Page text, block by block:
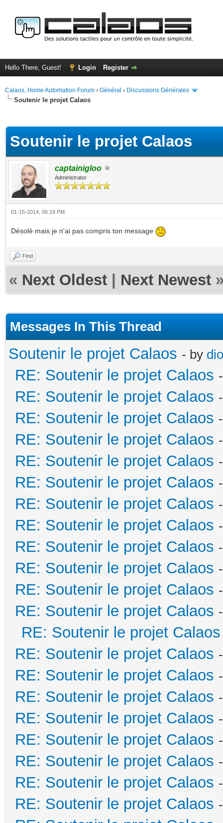
Hello There, Guest! Login Register
Calaos, Home Automation Forum › Général › Discussions Générales
Soutenir le projet Calaos
Soutenir le projet Calaos
captainigloo
Administrator
01-15-2014, 06:19 PM
Désolé mais je n'ai pas compris ton message
Find
« Next Oldest Next Newest
Messages In This Thread
Soutenir le projet Calaos - by
RE: Soutenir le projet Calaos
RE: Soutenir le projet Calaos
RE: Soutenir le projet Calaos
RE: Soutenir le projet Calaos
RE: Soutenir le projet Calaos
RE: Soutenir le projet Calaos
RE: Soutenir le projet Calaos
RE: Soutenir le projet Calaos
RE: Soutenir le projet Calaos
RE: Soutenir le projet Calaos
RE: Soutenir le projet Calaos
RE: Soutenir le projet Calaos
RE: Soutenir le projet Calaos
RE: Soutenir le projet Calaos
RE: Soutenir le projet Calaos
RE: Soutenir le projet Calaos
RE: Soutenir le projet Calaos
RE: Soutenir le projet Calaos
RE: Soutenir le projet Calaos
RE: Soutenir le projet Calaos
RE: Soutenir le projet Calaos